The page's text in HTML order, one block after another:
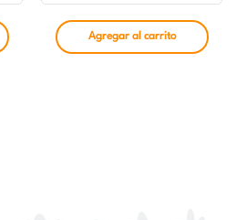
Agregar al carrito